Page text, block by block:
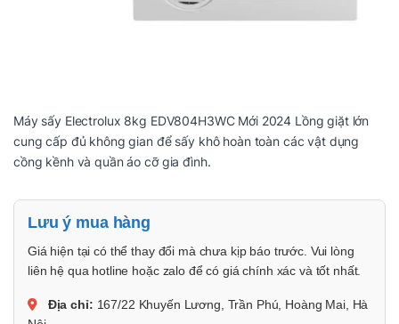
Máy sấy Electrolux 8kg EDV804H3WC Mới 2024 Lồng giặt lớn
cung cấp đủ không gian để sấy khô hoàn toàn các vật dụng
cồng kềnh và quần áo cỡ gia đình.
Lưu ý mua hàng
Giá hiện tại có thể thay đổi mà chưa kịp báo trước. Vui lòng
liên hệ qua hotline hoặc zalo để có giá chính xác và tốt nhất.
Địa chỉ: 167/22 Khuyến Lương, Trần Phú, Hoàng Mai, Hà